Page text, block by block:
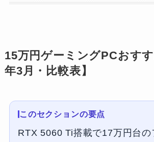
15万円ゲーミングPCおす
年3月・比較表】
このセクションの要点
RTX 5060 Ti搭載で17万円台の